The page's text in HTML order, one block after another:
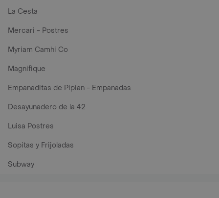
La Cesta
Mercari - Postres
Myriam Camhi Co
Magnifique
Empanaditas de Pipian - Empanadas
Desayunadero de la 42
Luisa Postres
Sopitas y Frijoladas
Subway